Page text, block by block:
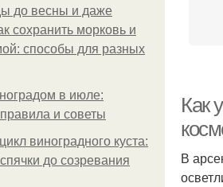
до весны и даже
сохранить морковь и
способы для разных
в июле:
и советы
виноградного куста:
до созревания
Как
В